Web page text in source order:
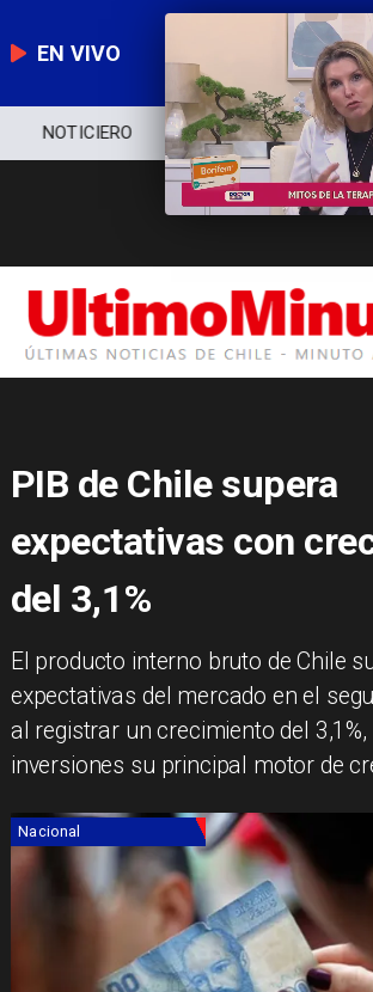
EN VIVO
NOTICIERO POLÍTICA
PIB de Chile supera
expectativas con
del 3,1%
El producto interno bruto de Chile
expectativas del mercado en el
al registrar un crecimiento del
inversiones su principal motor de
Nacional